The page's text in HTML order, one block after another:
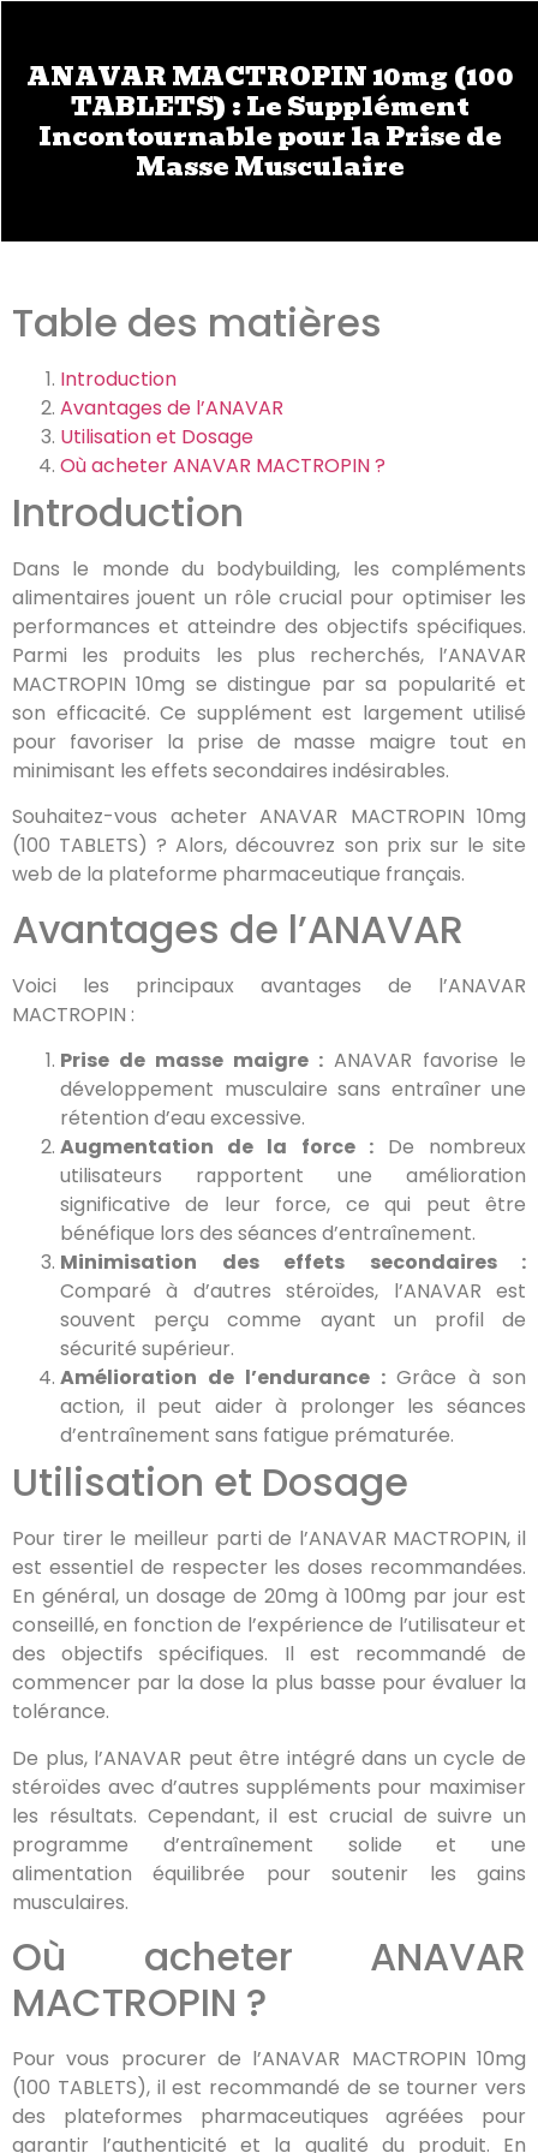
ANAVAR MACTROPIN 10mg (100
TABLETS) : Le Supplément
Incontournable pour la Prise de
Masse Musculaire
Table des matières
Introduction
Avantages de l’ANAVAR
Utilisation et Dosage
Où acheter ANAVAR MACTROPIN ?
Introduction
Dans le monde du bodybuilding, les compléments
alimentaires jouent un rôle crucial pour optimiser les
performances et atteindre des objectifs spécifiques.
Parmi les produits les plus recherchés, l’ANAVAR
MACTROPIN 10mg se distingue par sa popularité et
son efficacité. Ce supplément est largement utilisé
pour favoriser la prise de masse maigre tout en
minimisant les effets secondaires indésirables.
Souhaitez-vous acheter ANAVAR MACTROPIN 10mg
(100 TABLETS) ? Alors, découvrez son prix sur le site
web de la plateforme pharmaceutique français.
Avantages de l’ANAVAR
Voici les principaux avantages de l’ANAVAR
MACTROPIN :
Prise de masse maigre : ANAVAR favorise le
développement musculaire sans entraîner une
rétention d’eau excessive.
Augmentation de la force :De nombreux
utilisateurs rapportent une amélioration
significative de leur force, ce qui peut être
bénéfique lors des séances d’entraînement.
Minimisation des effets secondaires :
Comparé à d’autres stéroïdes, l’ANAVAR est
souvent perçu comme ayant un profil de
sécurité supérieur.
Amélioration de l’endurance :Grâce à son
action, il peut aider à prolonger les séances
d’entraînement sans fatigue prématurée.
Utilisation et Dosage
Pour tirer le meilleur parti de l’ANAVAR MACTROPIN, il
est essentiel de respecter les doses recommandées.
En général, un dosage de 20mg à 100mg par jour est
conseillé, en fonction de l’expérience de l’utilisateur et
des objectifs spécifiques. Il est recommandé de
commencer par la dose la plus basse pour évaluer la
tolérance.
De plus, l’ANAVAR peut être intégré dans un cycle de
stéroïdes avec d’autres suppléments pour maximiser
les résultats. Cependant, il est crucial de suivre un
programme d’entraînement solide et une
alimentation équilibrée pour soutenir les gains
musculaires.
Où acheter ANAVAR
MACTROPIN ?
Pour vous procurer de l’ANAVAR MACTROPIN 10mg
(100 TABLETS), il est recommandé de se tourner vers
des plateformes pharmaceutiques agréées pour
garantir l’authenticité et la qualité du produit. En